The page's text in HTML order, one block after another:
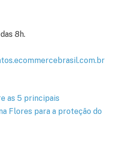
8h.
as 5 principais
Flores para a proteção do